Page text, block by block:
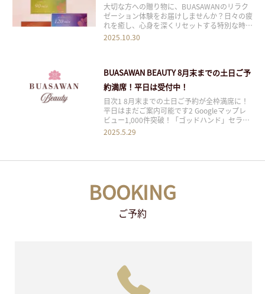
大切な方への贈り物に、BUASAWANのリラク
ゼーション体験をお届けしませんか？日々の疲
れを癒し、心身を深くリセットする特別な時間
をギフトとしてご利用いただける「バウチャー
て
2025.10.30
BUASAWAN BEAUTY 8月末までの土日ご予
約満席！平日は受付中！
目次1 8月末までの土日ご予約が全枠満席に！
平日はまだご案内可能です2 Googleマップレ
ビュー1,000件突破！「ゴッドハンド」セラピ
ストが多数在籍する銀座本館 8月末までの土日
2025.5.29
BOOKING
ご予約